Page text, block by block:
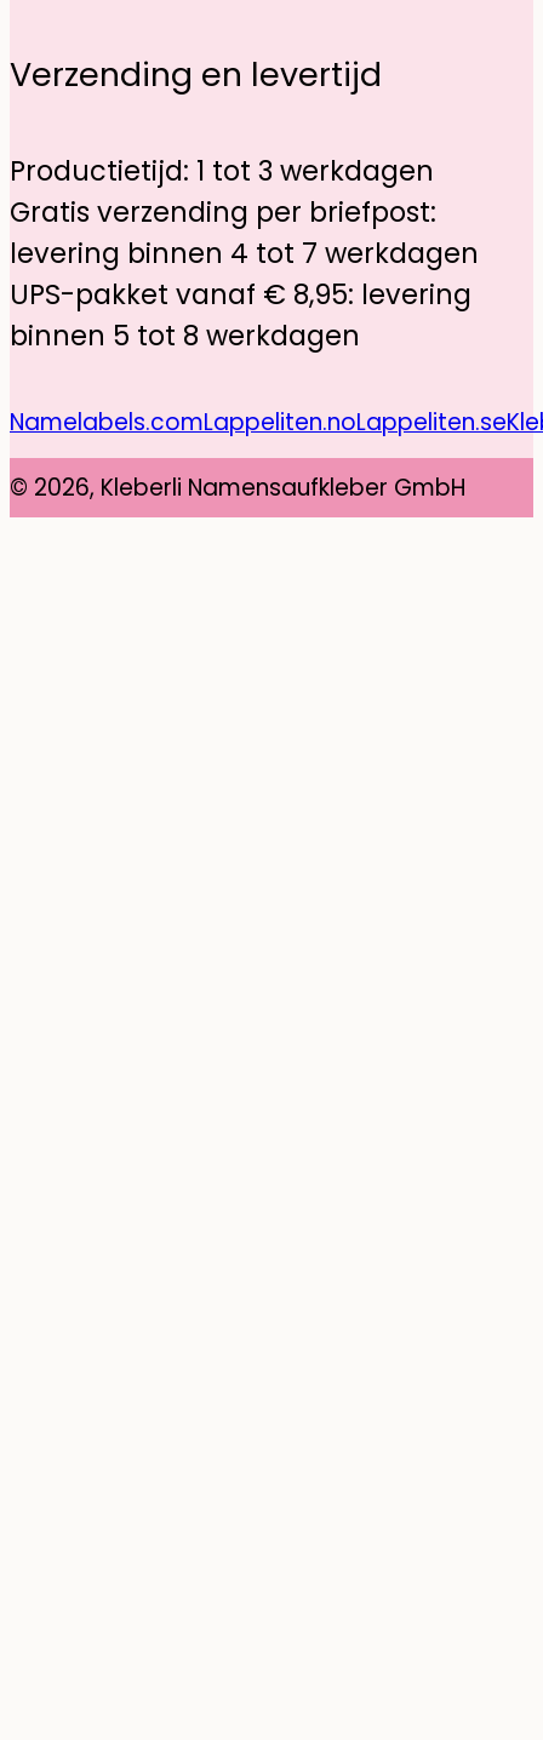
Verzending en levertijd
Productietijd: 1 tot 3 werkdagen
Gratis verzending per briefpost:
levering binnen 4 tot 7 werkdagen
UPS-pakket vanaf € 8,95: levering
binnen 5 tot 8 werkdagen
Namelabels.comLappeliten.noLappeliten.se
© 2026, Kleberli Namensaufkleber GmbH